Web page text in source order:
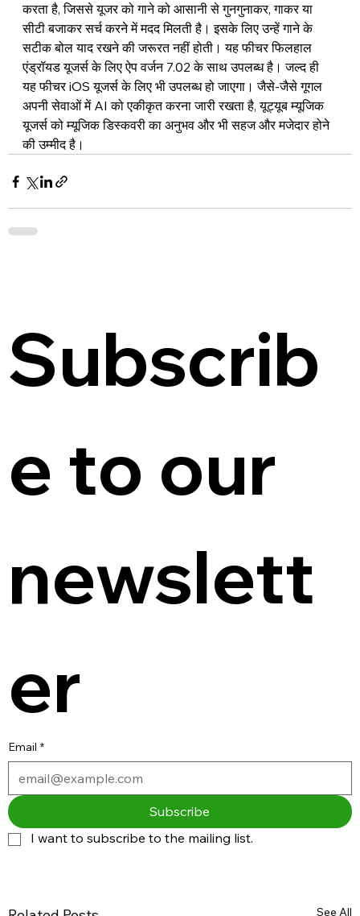
करता है, जिससे यूजर को गाने को आसानी से गुनगुनाकर, गाकर या
सीटी बजाकर सर्च करने में मदद मिलती है। इसके लिए उन्हें गाने के
सटीक बोल याद रखने की जरूरत नहीं होती। यह फीचर फिलहाल
एंड्रॉयड यूजर्स के लिए ऐप वर्जन 7.02 के साथ उपलब्ध है। जल्द ही
यह फीचर iOS यूजर्स के लिए भी उपलब्ध हो जाएगा। जैसे-जैसे गूगल
अपनी सेवाओं में AI को एकीकृत करना जारी रखता है, यूट्यूब म्यूजिक
यूजर्स को म्यूजिक डिस्कवरी का अनुभव और भी सहज और मजेदार होने
की उम्मीद है।
Subscrib
e to our
newslett
er
Email *
Subscribe
I want to subscribe to the mailing list.
See All